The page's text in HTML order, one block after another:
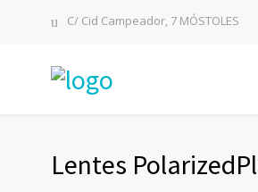
C/ Cid Campeador, 7 MÓSTOLES
Lentes